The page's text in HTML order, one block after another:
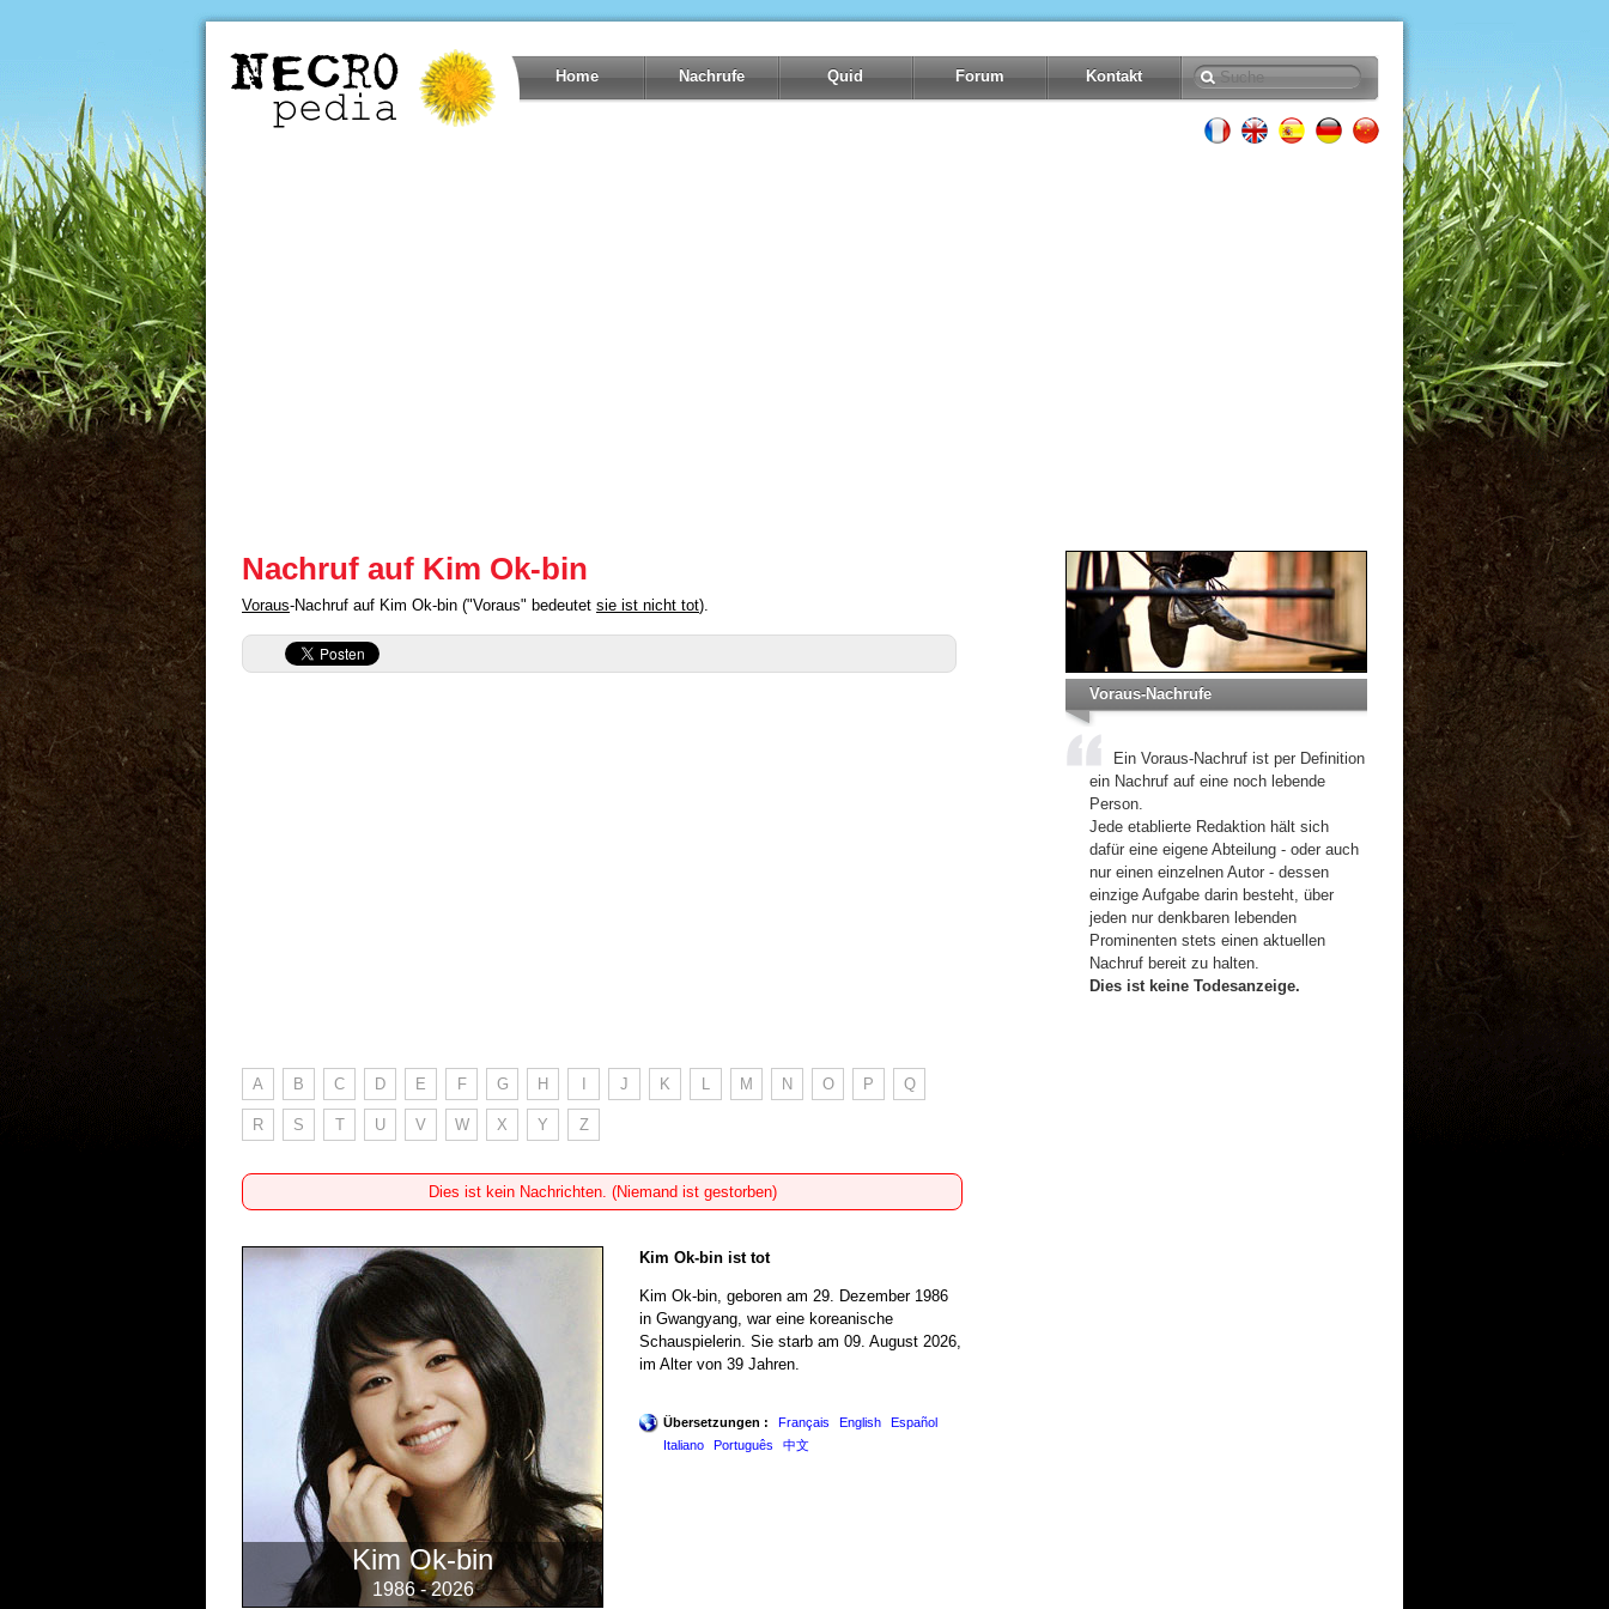
Home Nachrufe Quid Forum Kontakt
Nachruf auf Kim Ok-bin
Voraus-Nachruf auf Kim Ok-bin ("Voraus" bedeutet sie ist nicht tot).
A B C D E F G H J K L M N O P Q
R S T U V W X Y Z
Dies ist kein Nachrichten. (Niemand ist gestorben)
Kim Ok-bin
1986 - 2026
Kim Ok-bin ist tot
Kim Ok-bin, geboren am 29. Dezember 1986
in Gwangyang, war eine koreanische
Schauspielerin. Sie starb am 09. August 2026,
im Alter von 39 Jahren.
Übersetzungen : Français English
Español
Italiano
Português 中文
Voraus-Nachrufe
Ein Voraus-Nachruf ist per Definition
ein Nachruf auf eine noch lebende
Person.
Jede etablierte Redaktion hält sich
dafür eine eigene Abteilung - oder auch
nur einen einzelnen Autor - dessen
einzige Aufgabe darin besteht, über
jeden nur denkbaren lebenden
Prominenten stets einen aktuellen
Nachruf bereit zu halten.
Dies ist keine Todesanzeige.